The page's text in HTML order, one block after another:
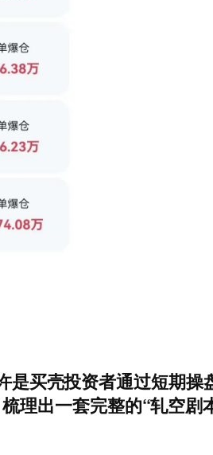
买壳投资者通过短期操
理出一套完整的“轧空剧